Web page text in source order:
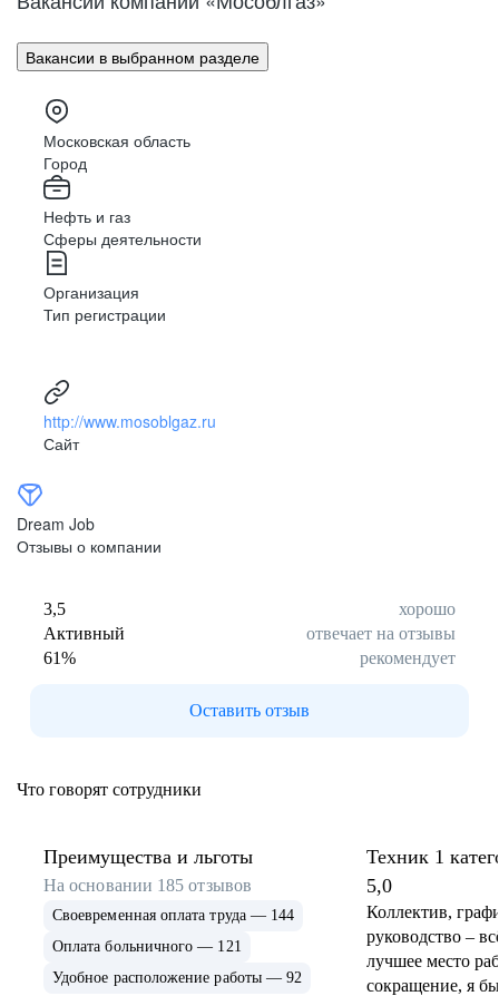
Вакансии в выбранном разделе
Московская область
Город
Нефть и газ
Сферы деятельности
Организация
Тип регистрации
http://www.mosoblgaz.ru
Сайт
Dream Job
Отзывы о компании
3,5
хорошо
Активный
отвечает на отзывы
61% рекомендует
Оставить отзыв
Что говорят сотрудники
Преимущества и льготы
На основании 185 отзывов
Своевременная оплата труда — 144
Оплата больничного — 121
Удобное расположение работы — 92
Техник 1
5,0
Коллектив,
руководство –
лучшее место
сокращение, я